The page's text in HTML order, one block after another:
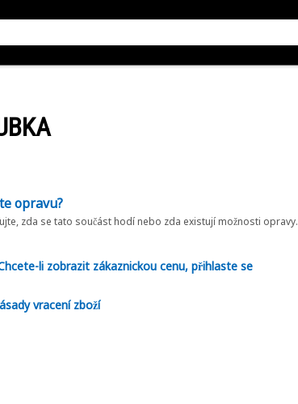
opravu?
zda se tato součást hodí nebo zda existují možnosti opravy.
li zobrazit zákaznickou cenu, přihlaste se
vracení zboží